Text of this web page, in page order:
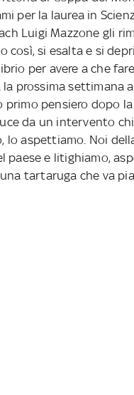
per la laurea in
Luigi Mazzone gli
così, si esalta e si
per avere a che
prossima settimana
primo pensiero dopo
da un intervento
lo aspettiamo. Noi
paese e litighiamo,
tartaruga che va